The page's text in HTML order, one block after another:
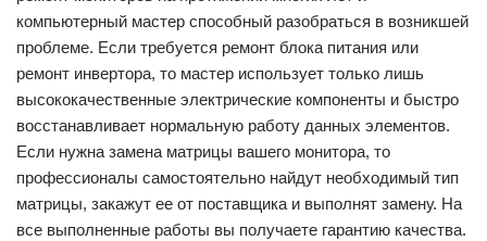
компьютерный мастер способный разобраться в возникшей
проблеме. Если требуется ремонт блока питания или
ремонт инвертора, то мастер использует только лишь
высококачественные электрические компоненты и быстро
восстанавливает нормальную работу данных элементов.
Если нужна замена матрицы вашего монитора, то
профессионалы самостоятельно найдут необходимый тип
матрицы, закажут ее от поставщика и выполнят замену. На
все выполненные работы вы получаете гарантию качества.